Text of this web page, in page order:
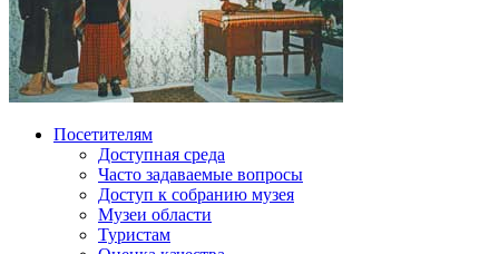
Посетителям
Доступная среда
Часто задаваемые вопросы
Доступ к собранию музея
Музеи области
Туристам